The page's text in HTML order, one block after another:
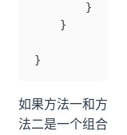
		}
	}
}
如果方法一和方
法二是一个组合